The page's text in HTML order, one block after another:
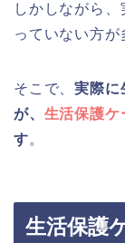
しかしながら
っていない方が
そこで、実際に
が、 生活保護ケ
す。
生活保護